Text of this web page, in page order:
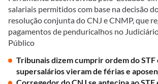
salariais permitidos com base na decisão
resolução conjunta do CNJ e CNMP, que
pagamentos de penduricalhos no
Público
Tribunais dizem cumprir ordem do STF
supersalários vieram de férias e